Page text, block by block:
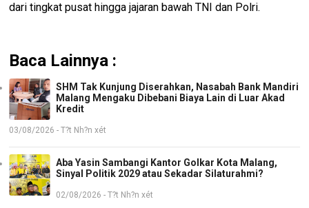
dari tingkat pusat hingga jajaran bawah TNI dan Polri.
Baca Lainnya :
SHM Tak Kunjung Diserahkan, Nasabah Bank Mandiri
Malang Mengaku Dibebani Biaya Lain di Luar Akad
Kredit
03/08/2026 - T?t Nh?n xét
Aba Yasin Sambangi Kantor Golkar Kota Malang,
Sinyal Politik 2029 atau Sekadar Silaturahmi?
02/08/2026 - T?t Nh?n xét